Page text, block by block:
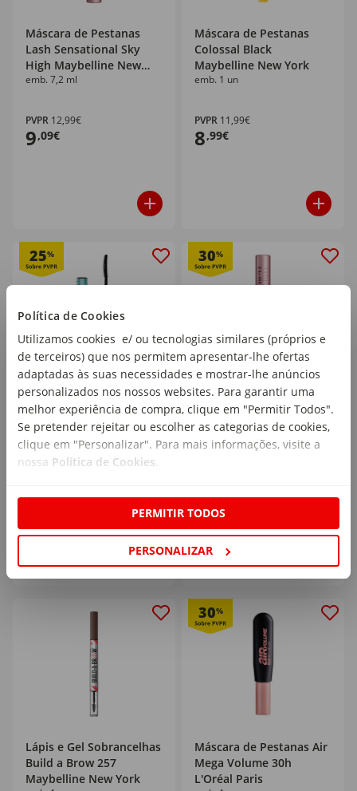
Política de Cookies
Utilizamos cookies e/ ou tecnologias similares (próprios e
de terceiros) que nos permitem apresentar-lhe ofertas
adaptadas às suas necessidades e mostrar-lhe anúncios
personalizados nos nossos websites. Para garantir uma
melhor experiência de compra, clique em "Permitir Todos".
Se pretender rejeitar ou escolher as categorias de cookies,
clique em "Personalizar". Para mais informações, visite a
nossa Política de Cookies.
PERMITIR TODOS
PERSONALIZAR
Máscara de Pestanas
Lash Sensational Sky
High Maybelline New
York
emb. 7,2 ml
PVPR 12,99€
9,09€
Máscara de Pestanas
Colossal Black
Maybelline New York
emb. 1 un
PVPR 11,99€
8,99€
25%
Máscara de Pestanas
Telecopic Extensionist
Waterproof L'Oréal Paris
emb. 9,9 ml
11
30%
Máscara de Pestanas
Lash Sensational Sky
High Waterproof
Maybelline New York
emb. 6 ml
9
Lápis e Gel Sobrancelhas
Build a Brow 257
Maybelline New York
30%
Máscara de Pestanas Air
Mega Volume 30h
L'Oréal Paris